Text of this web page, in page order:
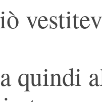
quindi